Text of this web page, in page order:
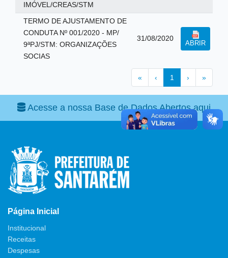
IMÓVEL/CREAS/STM
TERMO DE AJUSTAMENTO DE
CONDUTA Nº 001/2020 - MP/
9ªPJ/STM: ORGANIZAÇÕES
SOCIAS
31/08/2020
ABRIR
« ‹ 1 › »
Acesse a nossa Base de Dados Abertos aqui
Página Inicial
Institucional
Receitas
Despesas